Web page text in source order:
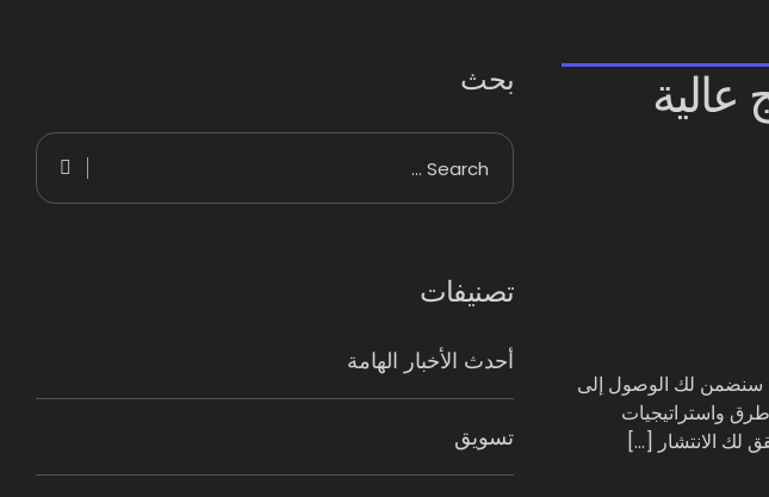
اتبعتها سنضمن لك الوصول إلى
واستراتيجيات
لك الانتشار […]
بحث
تصنيفات
أحدث الأخبار الهامة
تسويق